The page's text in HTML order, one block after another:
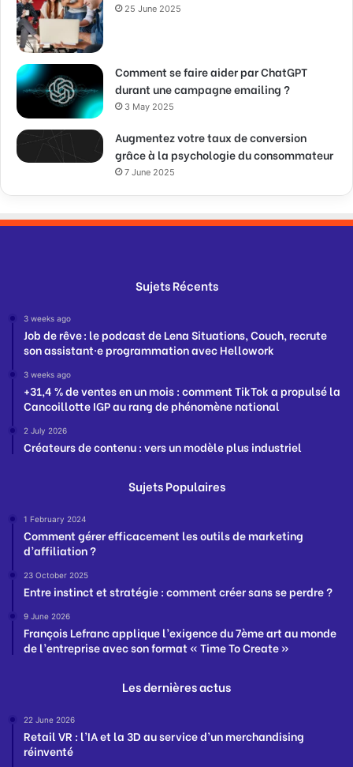
25 June 2025
Comment se faire aider par ChatGPT
durant une campagne emailing ?
3 May 2025
Augmentez votre taux de conversion
grâce à la psychologie du consommateur
7 June 2025
Sujets Récents
3 weeks ago
Job de rêve : le podcast de Lena Situations, Couch, recrute
son assistant·e programmation avec Hellowork
3 weeks ago
+31,4 % de ventes en un mois : comment TikTok a propulsé la
Cancoillotte IGP au rang de phénomène national
2 July 2026
Créateurs de contenu : vers un modèle plus industriel
Sujets Populaires
1 February 2024
Comment gérer efficacement les outils de marketing
d’affiliation ?
23 October 2025
Entre instinct et stratégie : comment créer sans se perdre ?
9 June 2026
François Lefranc applique l’exigence du 7ème art au monde
de l’entreprise avec son format « Time To Create »
Les dernières actus
22 June 2026
Retail VR : l’IA et la 3D au service d’un merchandising
réinventé